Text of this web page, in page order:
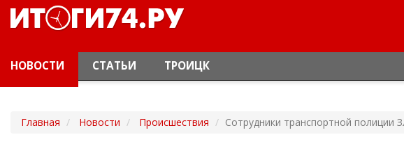
НОВОСТИ СТАТЬИ ТРОИЦК
Главная Новости Происшествия Сотрудники транспортной полиции